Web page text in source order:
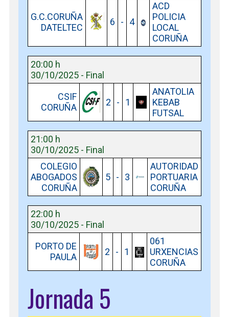
G.C.CORUÑA
DATELTEC
6 - 4
ACD
POLICIA
LOCAL
CORUÑA
20:00 h
30/10/2025 - Final
CSIF
CORUÑA
2 - 1
ANATOLIA
KEBAB
FUTSAL
21:00 h
30/10/2025 - Final
COLEGIO
ABOGADOS
CORUÑA
5 - 3
AUTORIDAD
PORTUARIA
CORUÑA
22:00 h
30/10/2025 - Final
PORTO DE
PAULA
2 - 1
061
URXENCIAS
CORUÑA
Jornada 5